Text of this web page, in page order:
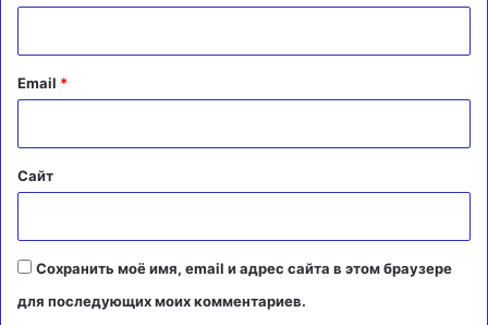
й
Email *
Сайт
Сохранить моё имя, email и адрес сайта в этом браузере
для последующих моих комментариев.